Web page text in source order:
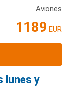
Aviones
1189 EUR
lunes y